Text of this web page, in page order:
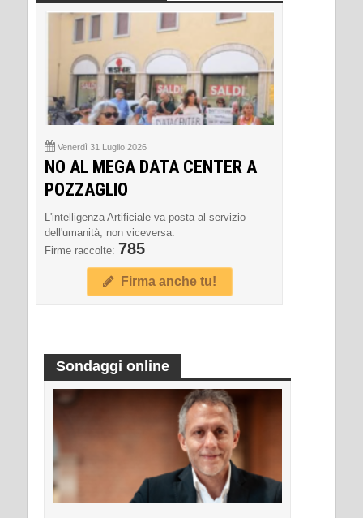
Venerdì 31 Luglio 2026
NO AL MEGA DATA CENTER A
POZZAGLIO
L'intelligenza Artificiale va posta al servizio
dell'umanità, non viceversa.
Firme raccolte: 785
Firma anche tu!
Sondaggi online